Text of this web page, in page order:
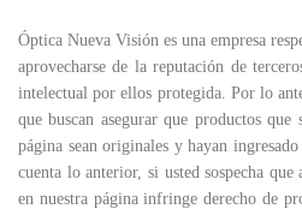
Óptica Nueva Visión es una empresa
aprovecharse de la reputación de
intelectual por ellos protegida. Por lo
que buscan asegurar que productos que
página sean originales y hayan
cuenta lo anterior, si usted sospecha
en nuestra página infringe derecho de